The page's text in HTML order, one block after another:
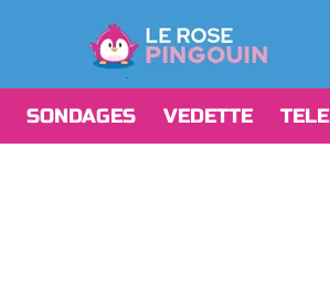
SONDAGES VEDETTE TELE